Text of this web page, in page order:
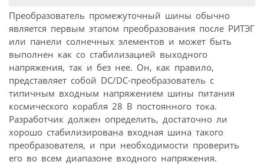
Преобразователь промежуточный шины обычно
является первым этапом преобразования после РИТЭГ
или панели солнечных элементов и может быть
выполнен как со стабилизацией выходного
напряжения, так и без нее. Он, как правило,
представляет собой DC/DC-преобразователь с
типичным входным напряжением шины питания
космического корабля 28 В постоянного тока.
Разработчик должен определить, достаточно ли
хорошо стабилизирована входная шина такого
преобразователя, и при необходимости проверить
его во всем диапазоне входного напряжения.